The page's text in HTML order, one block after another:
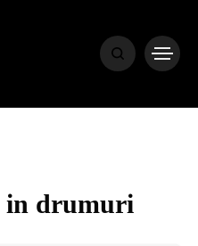
in drumuri
HOME